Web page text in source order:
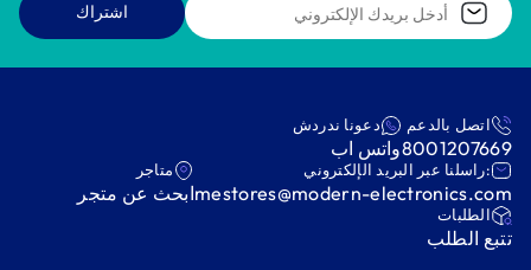
اشتراك
اتصل بالدعم
8001207669
دعونا ندردش
واتس اب
:راسلنا عبر البريد الإلكتروني
mestores@modern-electronics.com
متاجر
ابحث عن متجر
‫الطلبات‬
‫تتبع الطلب‬